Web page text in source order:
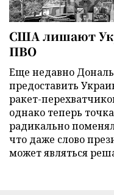
США лишают
ПВО
Еще недавно
предоставить
ракет-
однако теперь
радикально
что даже слово
может являться